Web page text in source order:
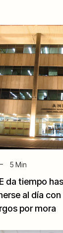
5 Min
da tiempo
al día
por mora